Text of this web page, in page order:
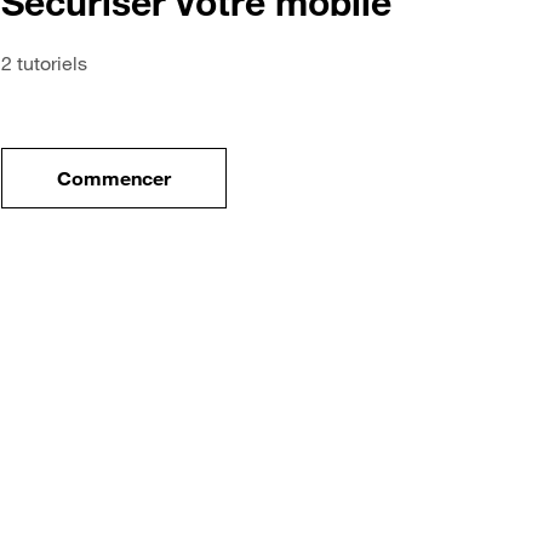
nouveau mobile
2 tutoriels
Commencerle tuto pour Sécuriser votre mobile